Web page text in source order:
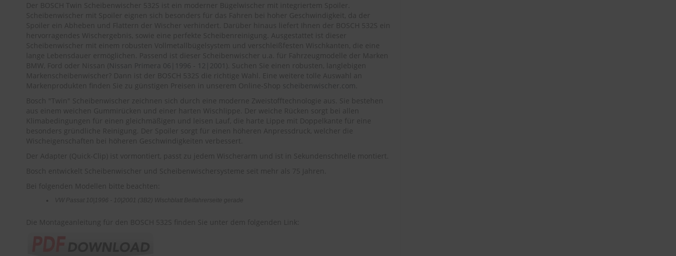
Der BOSCH Twin Scheibenwischer 532S ist ein moderner Bügelwischer mit integriertem Spoiler.
Scheibenwischer mit Spoiler eignen sich besonders für das Fahren bei hoher Geschwindigkeit, da der
Spoiler ein Abheben und Flattern der Wischer verhindert. Darüber hinaus liefert Ihnen der BOSCH 532S ein
hervorragendes Wischergebnis, sowie eine perfekte Scheibenreinigung. Ausgestattet ist dieser
Scheibenwischer mit einem robusten Vollmetallbügelsystem und verschleißfesten Wischkanten, die eine
lange Lebensdauer ermöglichen. Passend ist dieser Scheibenwischer u.a. für Fahrzeugmodelle der Marken
BMW, Ford oder Nissan ( Nissan Primera 06|1996 - 12|2001
). Suchen Sie einen robusten, langlebigen
Markenscheibenwischer? Dann ist der BOSCH 532S die richtige Wahl. Eine weitere tolle Auswahl an
Markenprodukten finden Sie zu günstigen Preisen in unserem Online-Shop scheibenwischer.com
Bosch "Twin" Scheibenwischer zeichnen sich durch eine moderne Zweistofftechnologie aus. Sie bestehen
aus einem weichen Gummirücken und einer harten Wischlippe. Der weiche Rücken sorgt bei allen
Klimabedingungen für einen gleichmäßigen und leisen Lauf, die harte Lippe mit Doppelkante für eine
besonders gründliche Reinigung. Der Spoiler sorgt für einen höheren Anpressdruck, welcher die
Wischeigenschaften bei höheren Geschwindigkeiten verbessert.
Der Adapter (Quick-Clip) ist vormontiert, passt zu jedem Wischerarm und ist in Sekundenschnelle montiert.
Bosch entwickelt Scheibenwischer und Scheibenwischersysteme seit mehr als 75 Jahren.
Bei folgenden Modellen bitte beachten:
VW Passat 10|1996 - 10|2001 (3B2) Wischblatt Beifahrerseite gerade
Die Montageanleitung für den BOSCH 532S finden Sie unter dem folgenden Link: